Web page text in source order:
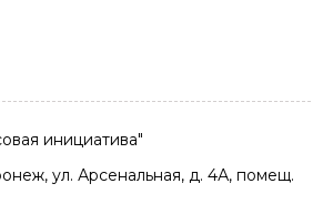
инициатива"
ул. Арсенальная, д. 4А, помещ.